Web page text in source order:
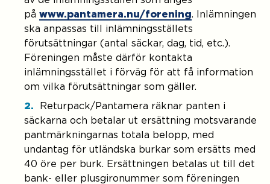
på www.pantamera.nu/forening. Inlämningen
ska anpassas till inlämningsställets
förutsättningar (antal säckar, dag, tid, etc.).
Föreningen måste därför kontakta
inlämningsstället i förväg för att få information
om vilka förutsättningar som gäller.
Returpack/Pantamera räknar panten i
säckarna och betalar ut ersättning motsvarande
pantmärkningarnas totala belopp, med
undantag för utländska burkar som ersätts med
40 öre per burk. Ersättningen betalas ut till det
bank- eller plusgironummer som föreningen